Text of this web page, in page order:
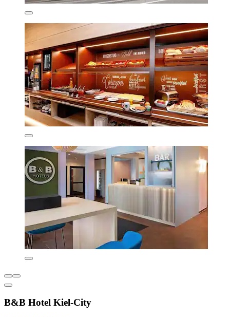
B&B Hotel Kiel-City